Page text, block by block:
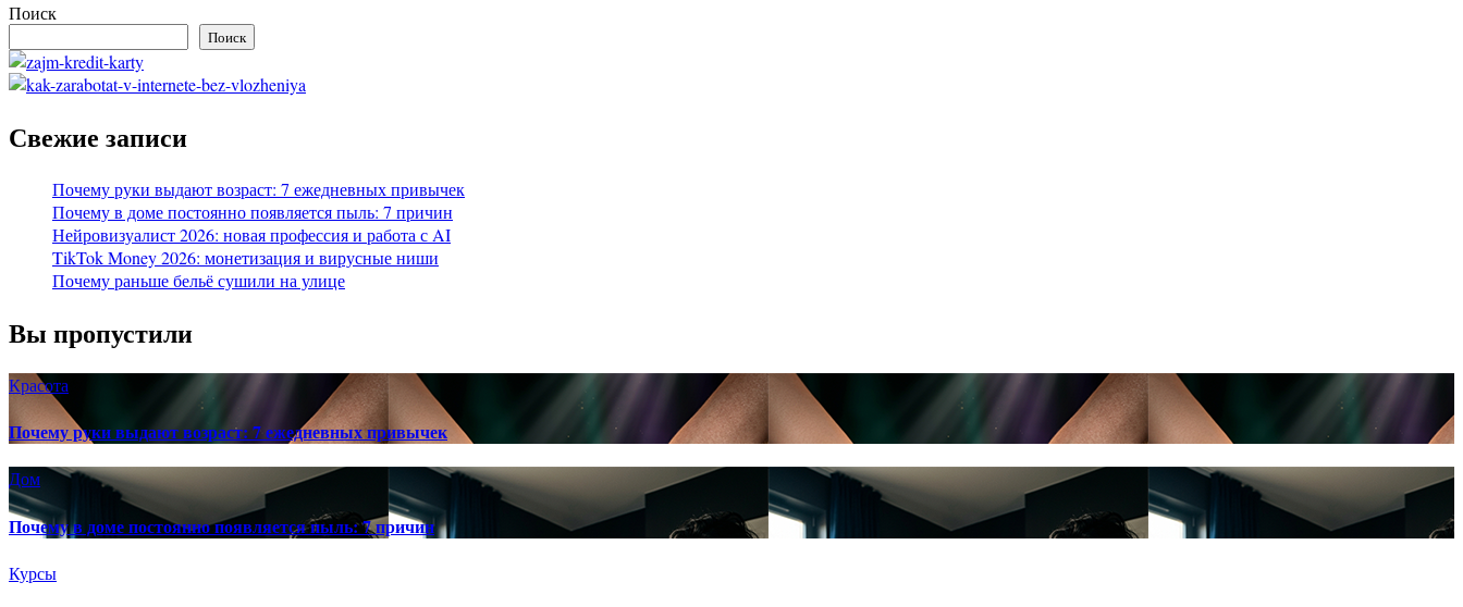
Поиск
Поиск
Свежие записи
Почему руки выдают возраст: 7 ежедневных привычек
Почему в доме постоянно появляется пыль: 7 причин
Нейровизуалист 2026: новая профессия и работа с AI
TikTok Money 2026: монетизация и вирусные ниши
Почему раньше бельё сушили на улице
Вы пропустили
Красота
Почему руки выдают возраст: 7 ежедневных привычек
Дом
Почему в доме постоянно появляется пыль: 7 причин
Курсы